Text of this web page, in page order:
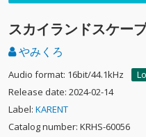
スカイランドスケー
やみくろ
Audio format: 16bit/44.1kHz
Release date: 2024-02-14
Label: KARENT
Catalog number: KRHS-60056